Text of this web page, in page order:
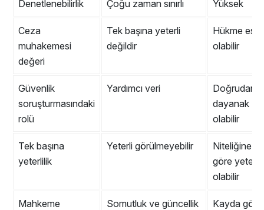
Denetlenebilirlik Çoğu zaman sınırlı Yüksek
Ceza
muhakemesi
değeri
Tek başına yeterli
değildir
Hükme
olabilir
Güvenlik
soruşturmasındaki
rolü
Yardımcı veri
Doğrudan
dayanak
olabilir
Tek başına
yeterlilik
Yeterli görülmeyebilir
Niteliğine
göre yeterli
olabilir
Mahkeme
Somutluk ve güncellik
Kayda göre